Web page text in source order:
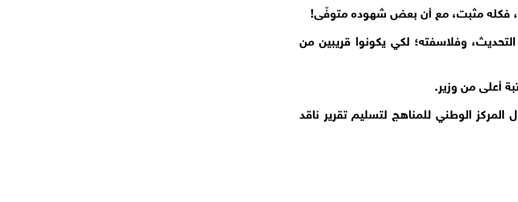
فكله مثبت، مع أن بعض شهوده متوفّى!
وفلاسفته؛ لكي يكونوا قريبين من
أعلى من وزير.
الوطني للمناهج لتسليم تقرير ناقد